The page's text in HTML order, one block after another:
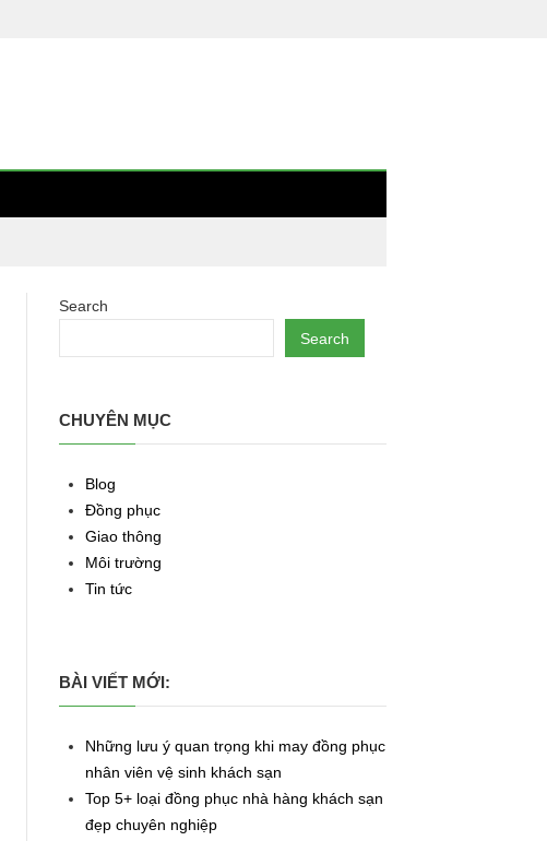
Search
Search
CHUYÊN MỤC
Blog
Đồng phục
Giao thông
Môi trường
Tin tức
BÀI VIẾT MỚI:
Những lưu ý quan trọng khi may đồng phục
nhân viên vệ sinh khách sạn
Top 5+ loại đồng phục nhà hàng khách sạn
đẹp chuyên nghiệp